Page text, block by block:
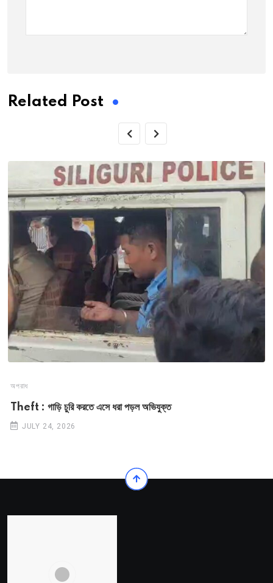
Related Post
অপরাধ
Theft : গাড়ি চুরি করতে এসে ধরা পড়ল অভিযুক্ত
JULY 24, 2026